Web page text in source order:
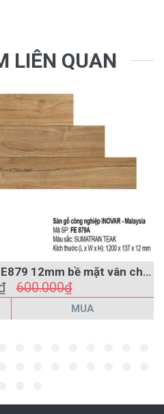
LIÊN QUAN
Sàn gỗ Malaysia Inovar FE879 12mm bề mặt vân chìm
600.000₫
MUA